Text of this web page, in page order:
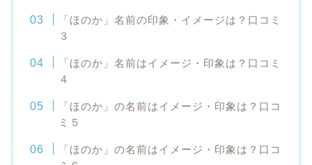
「ほのか」名前の印象・イメージは？口コミ
３
「ほのか」名前はイメージ・印象は？口コミ
４
「ほのか」の名前はイメージ・印象は？口コ
ミ５
「ほのか」の名前はイメージ・印象は？口コ